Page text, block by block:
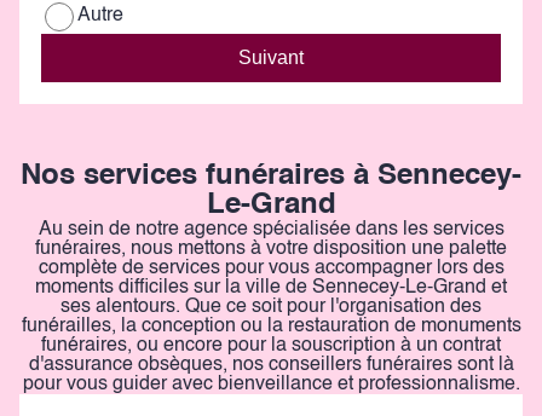
Autre
Suivant
Nos services funéraires à Sennecey-
Le-Grand
Au sein de notre agence spécialisée dans les services
funéraires, nous mettons à votre disposition une palette
complète de services pour vous accompagner lors des
moments difficiles sur la ville de Sennecey-Le-Grand et
ses alentours. Que ce soit pour l'organisation des
funérailles, la conception ou la restauration de monuments
funéraires, ou encore pour la souscription à un contrat
d'assurance obsèques, nos conseillers funéraires sont là
pour vous guider avec bienveillance et professionnalisme.